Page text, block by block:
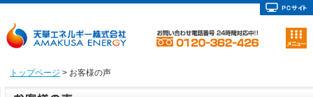
トップページ > お客様の声